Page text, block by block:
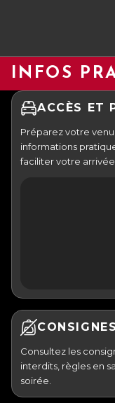
INFOS
ACCÈS ET
Préparez votre
informations
faciliter votre arrivée.
Consultez les
interdits, règles en
soirée.